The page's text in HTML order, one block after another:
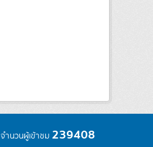
จำนวนผู้เข้าชม 239408